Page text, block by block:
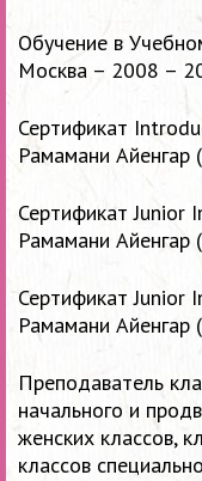
Обучение в
Москва – 2008 –
Сертификат
Рамамани Айенгар
Сертификат Junior
Рамамани Айенгар
Сертификат Junior
Рамамани Айенгар
Преподаватель
начального и
женских классов,
классов